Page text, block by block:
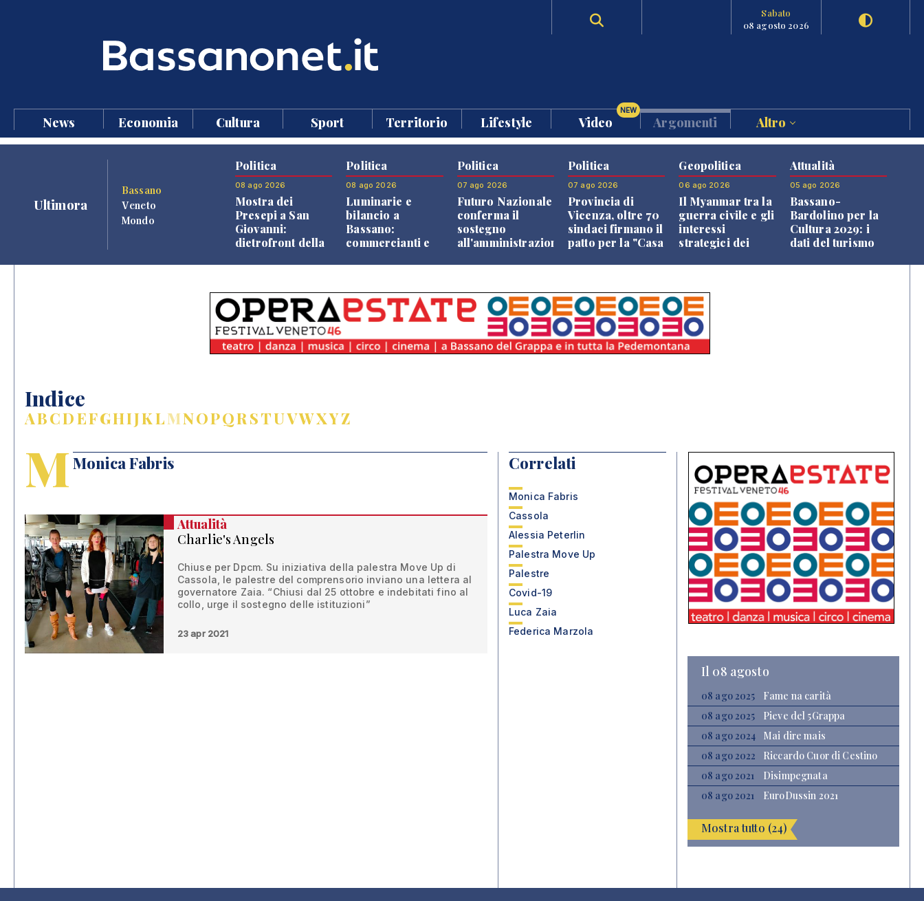
Sabato
08 agosto 2026
News Economia Cultura Sport Territorio Lifestyle Video
NEW
Argomenti Altro
Ultimora
Bassano
Veneto
Mondo
Politica
08 ago 2026
Mostra dei
Presepi a San
Giovanni:
dietrofront della
Politica
08 ago 2026
Luminarie e
bilancio a
Bassano:
commercianti e
Politica
07 ago 2026
Futuro Nazionale
conferma il
sostegno
all'amministrazione
Politica
07 ago 2026
Provincia di
Vicenza, oltre 70
sindaci firmano il
patto per la "Casa
Geopolitica
06 ago 2026
Il Myanmar tra la
guerra civile e gli
interessi
strategici dei
Attualità
05 ago 2026
Bassano-
Bardolino per la
Cultura 2029: i
dati del turismo
Indice
ABCDEFGHIJKLMNOPQRSTUVWXYZ
M Monica Fabris
Attualità
Charlie's Angels
Chiuse per Dpcm. Su iniziativa della palestra Move Up di
Cassola, le palestre del comprensorio inviano una lettera al
governatore Zaia. “Chiusi dal 25 ottobre e indebitati fino al
collo, urge il sostegno delle istituzioni”
23 apr 2021
Correlati
Monica Fabris
Cassola
Alessia Peterlin
Palestra Move Up
Palestre
Covid-19
Luca Zaia
Federica Marzola
Il 08 agosto
08 ago 2025
Fame na carità
08 ago 2025
Pieve del 5Grappa
08 ago 2024
Mai dire mais
08 ago 2022
Riccardo Cuor di Cestino
08 ago 2021
Disimpegnata
08 ago 2021
EuroDussin 2021
Mostra tutto (24)